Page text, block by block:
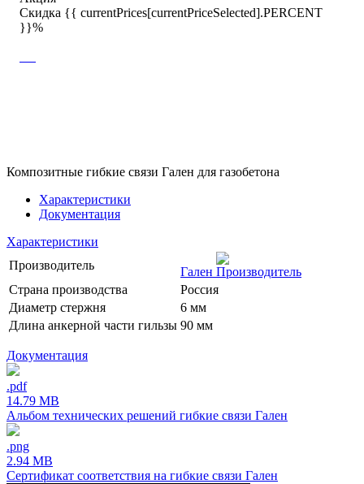
Скидка {{ currentPrices[currentPriceSelected].PERCENT
}}%
Композитные гибкие связи Гален для газобетона
Характеристики
Документация
Характеристики
Производитель
Гален
Страна производства
Россия
Диаметр стержня
6 мм
Длина анкерной части гильзы 90 мм
Документация
.pdf
14.79 MB
Альбом технических решений гибкие связи Гален
.png
2.94 MB
Сертификат соответствия на гибкие связи Гален